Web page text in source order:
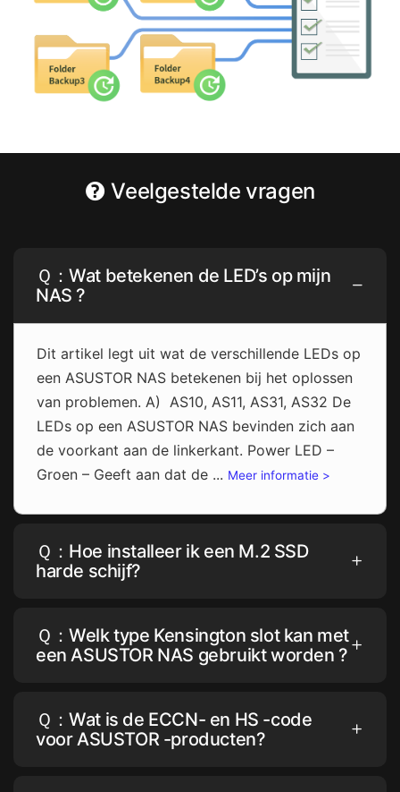
Veelgestelde vragen
Ｑ：Wat betekenen de LED’s op mijn
NAS ?
Dit artikel legt uit wat de verschillende LEDs op
een ASUSTOR NAS betekenen bij het oplossen
van problemen. A) AS10, AS11, AS31, AS32 De
LEDs op een ASUSTOR NAS bevinden zich aan
de voorkant aan de linkerkant. Power LED –
Groen – Geeft aan dat de ... Meer informatie >
Ｑ：Hoe installeer ik een M.2 SSD
harde schijf?
Ｑ：Welk type Kensington slot kan met
een ASUSTOR NAS gebruikt worden ?
Ｑ：Wat is de ECCN- en HS -code
voor ASUSTOR -producten?